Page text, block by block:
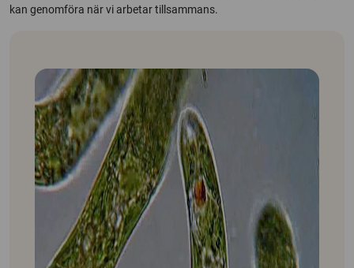
kan genomföra när vi arbetar tillsammans.